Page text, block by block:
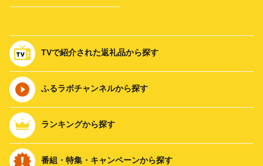
TVで紹介された返礼品から探す
ふるラボチャンネルから探す
ランキングから探す
番組・特集・キャンペーンから探す